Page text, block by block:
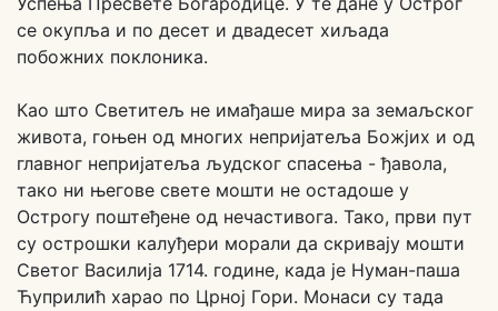
се окупља и по десет и двадесет хиљада
побожних поклоника.
Као што Светитељ не имађаше мира за земаљског
живота, гоњен од многих непријатеља Божјих и од
главног непријатеља људског спасења - ђавола,
тако ни његове свете мошти не остадоше у
Острогу поштеђене од нечастивога. Тако, први пут
су острошки калуђери морали да скривају мошти
Светог Василија 1714. године, када је Нуман-паша
Ћуприлић харао по Црној Гори. Монаси су тада